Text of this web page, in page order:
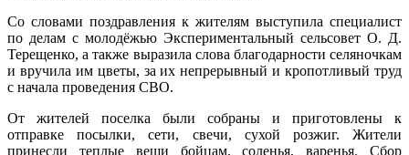
Со словами поздравления к жителям выступила специалист
по делам с молодёжью Экспериментальный сельсовет О. Д.
Терещенко, а также выразила слова благодарности селяночкам
и вручила им цветы, за их непрерывный и кропотливый труд
с начала проведения СВО.
От жителей поселка были собраны и приготовлены к
отправке посылки, сети, свечи, сухой розжиг. Жители
принесли теплые вещи бойцам, соленья, варенья. Сбор